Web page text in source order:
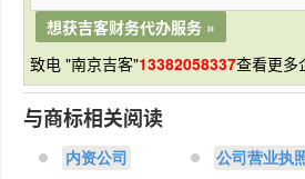
想获吉客财务代办服务 »
致电 "南京吉客"13382058337查看更多
与商标相关阅读
内资公司 公司营业执